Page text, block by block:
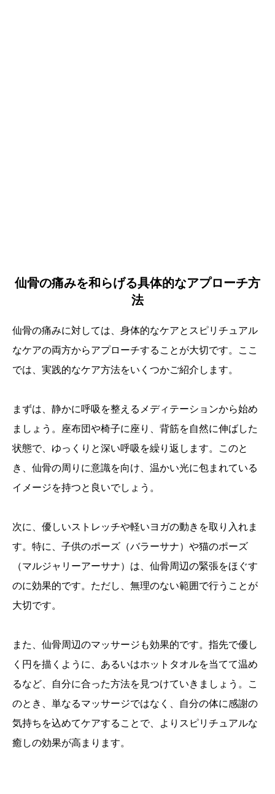
仙骨の痛みを和らげる具体的なアプローチ方
法
仙骨の痛みに対しては、身体的なケアとスピリチュアル
なケアの両方からアプローチすることが大切です。ここ
では、実践的なケア方法をいくつかご紹介します。
まずは、静かに呼吸を整えるメディテーションから始め
ましょう。座布団や椅子に座り、背筋を自然に伸ばした
状態で、ゆっくりと深い呼吸を繰り返します。このと
き、仙骨の周りに意識を向け、温かい光に包まれている
イメージを持つと良いでしょう。
次に、優しいストレッチや軽いヨガの動きを取り入れま
す。特に、子供のポーズ（バラーサナ）や猫のポーズ
（マルジャリーアーサナ）は、仙骨周辺の緊張をほぐす
のに効果的です。ただし、無理のない範囲で行うことが
大切です。
また、仙骨周辺のマッサージも効果的です。指先で優し
く円を描くように、あるいはホットタオルを当てて温め
るなど、自分に合った方法を見つけていきましょう。こ
のとき、単なるマッサージではなく、自分の体に感謝の
気持ちを込めてケアすることで、よりスピリチュアルな
癒しの効果が高まります。